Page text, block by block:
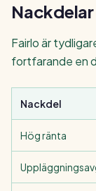
Fairlo är
fortfarande en
Nackdel
Hög ränta